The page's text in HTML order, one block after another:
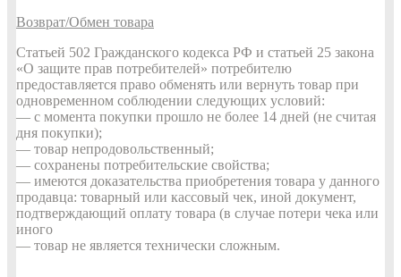
Возврат/Обмен товара
Статьей 502 Гражданского кодекса РФ и статьей 25 закона
«О защите прав потребителей» потребителю
предоставляется право обменять или вернуть товар при
одновременном соблюдении следующих условий:
— с момента покупки прошло не более 14 дней (не считая
дня покупки);
— товар непродовольственный;
— сохранены потребительские свойства;
— имеются доказательства приобретения товара у данного
продавца: товарный или кассовый чек, иной документ,
подтверждающий оплату товара (в случае потери чека или
иного
— товар не является технически сложным.